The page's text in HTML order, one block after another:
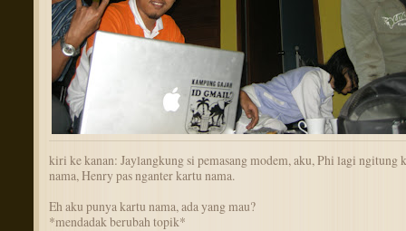
kiri ke kanan: Jaylangkung si pemasang modem, aku, Phi lagi ngitung
nama, Henry pas nganter kartu nama.
Eh aku punya kartu nama, ada yang mau?
*mendadak berubah topik*